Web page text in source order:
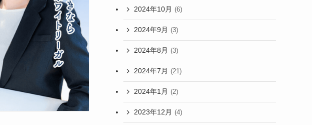
2024年10月 (6)
2024年9月 (3)
2024年8月 (3)
2024年7月 (21)
2024年1月 (2)
2023年12月 (4)